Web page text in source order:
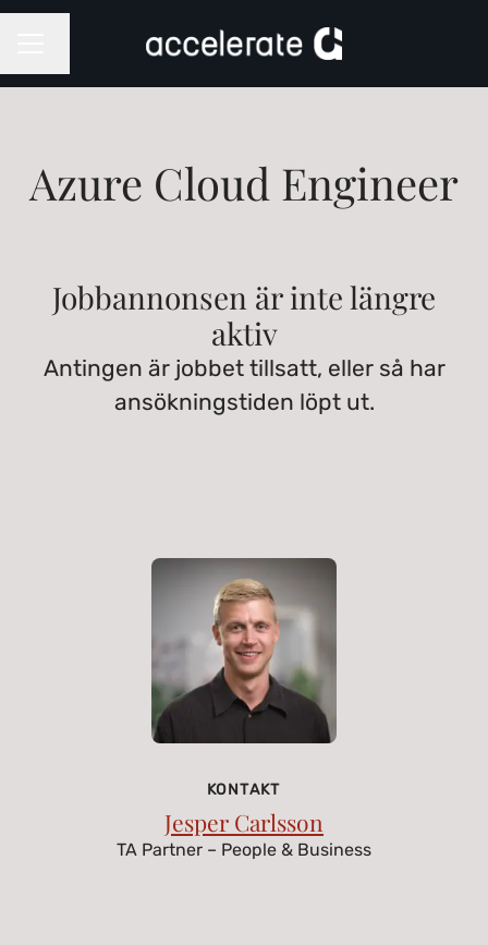
Azure Cloud Engineer
Jobbannonsen är inte längre
aktiv
Antingen är jobbet tillsatt, eller så har
ansökningstiden löpt ut.
KONTAKT
Jesper Carlsson
TA Partner – People & Business